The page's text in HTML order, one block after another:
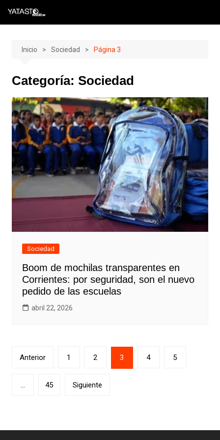
Skip
Inicio Sociedad Página 3
Categoría: Sociedad
Sociedad
Boom de mochilas transparentes en
Corrientes: por seguridad, son el nuevo
pedido de las escuelas
abril 22, 2026
Paginación
entradas
Anterior 1 2 3 4 5
… 45 Siguiente